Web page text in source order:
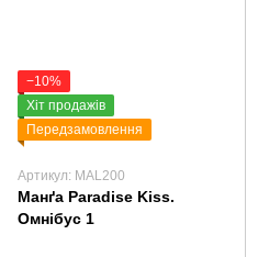
−10%
Хіт продажів
Передзамовлення
Артикул: MAL200
Манґа Paradise Kiss.
Омнібус 1